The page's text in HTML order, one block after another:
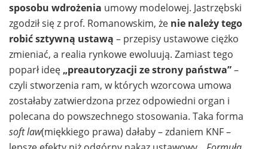
sposobu wdrożenia umowy modelowej. Jastrzębski
zgodził się z prof. Romanowskim, że nie należy tego
robić sztywną ustawą – przepisy ustawowe ciężko
zmieniać, a realia rynkowe ewoluują. Zamiast tego
poparł ideę „preautoryzacji ze strony państwa”–
czyli stworzenia ram, w których wzorcowa umowa
zostałaby zatwierdzona przez odpowiedni organ i
polecana do powszechnego stosowania. Taka forma
soft law(miękkiego prawa) dałaby – zdaniem KNF –